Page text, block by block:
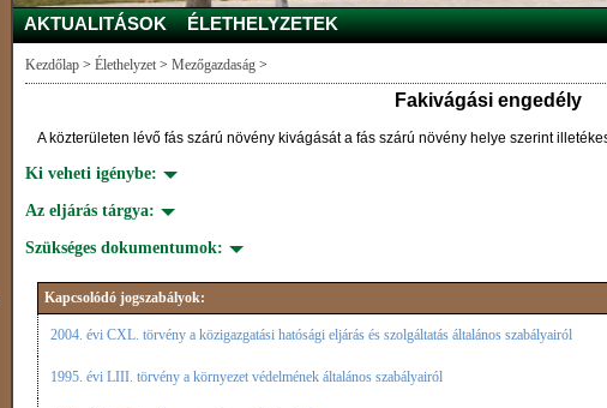
AKTUALITÁSOK ÉLETHELYZETEK
Kezdőlap > Élethelyzet > Mezőgazdaság >
Fakivágási engedély
A közterületen lévő fás szárú növény kivágását a fás szárú növény helye szerint
Ki veheti igénybe:
Az eljárás tárgya:
Szükséges dokumentumok:
Kapcsolódó jogszabályok:
2004. évi CXL. törvény a közigazgatási hatósági eljárás és szolgáltatás általános szabályairól
1995. évi LIII. törvény a környezet védelmének általános szabályairól